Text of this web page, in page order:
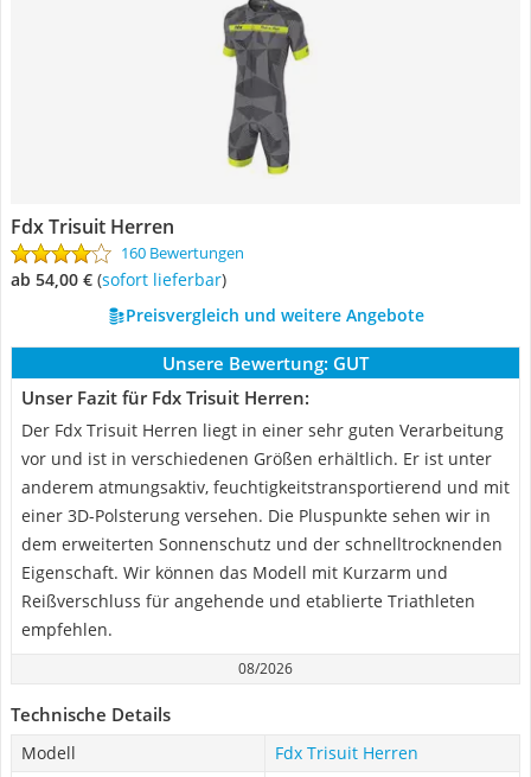
Fdx Trisuit Herren
160 Bewertungen
ab 54,00 € ( Sofort lieferbar)
Preisvergleich und weitere Angebote
Unsere Bewertung: GUT
Unser Fazit für Fdx Trisuit Herren:
Der Fdx Trisuit Herren liegt in einer sehr guten Verarbeitung
vor und ist in verschiedenen Größen erhältlich. Er ist unter
anderem atmungsaktiv, feuchtigkeitstransportierend und mit
einer 3D-Polsterung versehen. Die Pluspunkte sehen wir in
dem erweiterten Sonnenschutz und der schnelltrocknenden
Eigenschaft. Wir können das Modell mit Kurzarm und
Reißverschluss für angehende und etablierte Triathleten
empfehlen.
08/2026
Technische Details
Modell
Fdx Trisuit Herren